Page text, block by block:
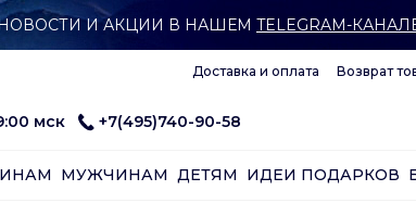
И АКЦИИ В НАШЕМ TELEGRAM-
Доставка и оплата Возврат
мск +7(495)740-90-58
МУЖЧИНАМ ДЕТЯМ ИДЕИ ПОДАРКОВ